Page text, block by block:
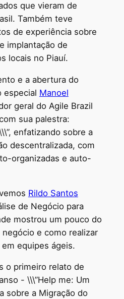
que vieram de
Também teve
de experiência sobre
implantação de
locais no Piauí.
e a abertura do
especial Manoel
geral do Agile Brazil
sua palestra:
enfatizando sobre a
descentralizada, com
organizadas e auto-
Rildo Santos
de Negócio para
mostrou um pouco do
e como realizar
equipes ágeis.
o primeiro relato de
- \\\”Help me: Um
sobre a Migração do